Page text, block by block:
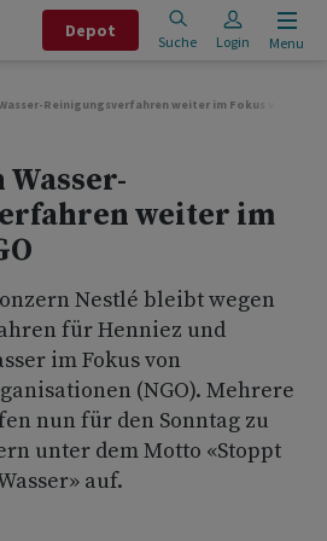
Depot
Suche Login Menu
Reinigungsverfahren weiter im Fokus von NGO
Wasser-
weiter im
Nestlé bleibt wegen
für Henniez und
im Fokus von
(NGO). Mehrere
nun für den Sonntag zu
unter dem Motto «Stoppt
auf.